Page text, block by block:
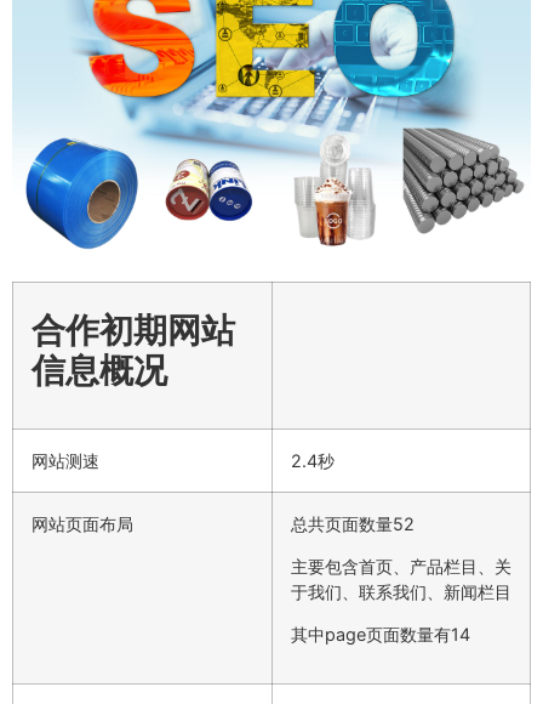
合作初期网站
信息概况
网站测速 2.4秒
网站页面布局 总共页面数量52
主要包含首页、产品栏目、关
于我们、联系我们、新闻栏目
其中page页面数量有14